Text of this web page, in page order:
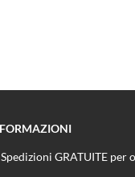
Spedizioni GRATUITE